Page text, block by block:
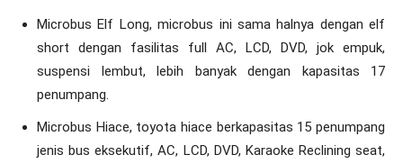
Microbus Elf Long, microbus ini sama halnya dengan elf
short dengan fasilitas full AC, LCD, DVD, jok empuk,
suspensi lembut, lebih banyak dengan kapasitas 17
penumpang.
Microbus Hiace, toyota hiace berkapasitas 15 penumpang
jenis bus eksekutif, AC, LCD, DVD, Karaoke Reclining seat,